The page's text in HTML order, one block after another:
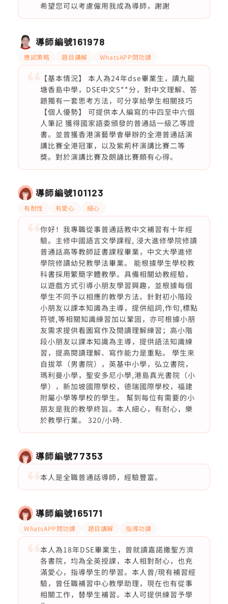
希望您可以考慮僱用我成為導師，謝謝
導師編號161978
應試策略 題目講解 WhatsAPP問功課
【基本情況】 本人為24年dse畢業生，讀九龍
塘香島中學，DSE中文5**分，對中文理解、答
題獨有一套思考方法，可分享給學生相關技巧
【個人優勢】 可提供本人編寫的中四至中六個
人筆記 獲得國家語委頒發的普通話一級乙等證
書。並曾獲香港演藝學會舉辦的全港普通話演
講比賽全港冠軍，以及紫荊杯演講比賽二等
獎。對於演講比賽及朗誦比賽頗有心得。
導師編號101123
有耐性 有愛心 細心
你好！我專職從事普通話教中文補習有十年經
驗。主修中國語言文學課程, 浸大進修學院修讀
普通話高等教師証書課程畢業，中文大學進修
學院修讀幼兒教學法畢業。 能根據學生學校教
科書採用繁簡字體教學。具備相關幼教經驗，
以遊戲方式引導小朋友學習興趣，並根據每個
學生不同予以相應的教學方法。針對初小階段
小朋友以課本知識為主導，提供組詞,作句,標點
符號,等相關知識練習加以鞏固，亦可根據小朋
友需求提供看圖寫作及閱讀理解練習；高小階
段小朋友以課本知識為主導，提供語法知識練
習，提高閱讀理解、寫作能力是重點。 學生來
自拔萃（男書院），英基中小學，弘立書院，
瑪利曼小學，聖安多尼小學,港島真光書院（小
學），新加坡國際學校，德瑞國際學校，福建
附屬小學等學校的學生。 幫到每位有需要的小
朋友是我的教學終旨。本人細心，有耐心，樂
於教學行業。 320/小時.
導師編號77353
本人是全職普通話導師，經驗豐富。
導師編號165171
WhatsAPP問功課 題目講解 指導功課
本人為18年DSE畢業生，曾就讀嘉諾撒聖方濟
各書院，均為全英授課，本人相對耐心，也充
滿愛心，指導學生的學習。本人曾/現有補習經
驗，曾任職補習中心教學助理，現在也有從事
相關工作，替學生補習。本人可提供練習予學